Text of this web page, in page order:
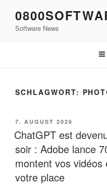
Inhalt
springen
Software News
SCHLAGWORT:
VERÖFFENTLICHT
AM
7. AUGUST 2026
ChatGPT est
soir : Adobe lance
montent vos
votre place